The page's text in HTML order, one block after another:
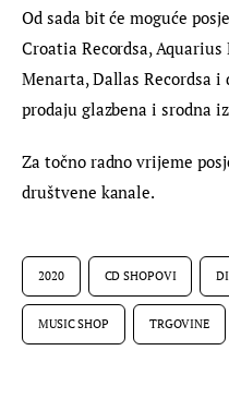
Od sada bit će moguće
Croatia Recordsa, Aquarius
Menarta, Dallas Recordsa
prodaju glazbena i srodna
Za točno radno vrijeme
društvene kanale.
2020 CD SHOPOVI
MUSIC SHOP TRGOVINE